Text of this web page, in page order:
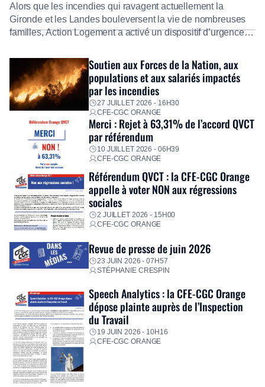
Alors que les incendies qui ravagent actuellement la
Gironde et les Landes bouleversent la vie de nombreuses
familles, Action Logement a activé un dispositif d’urgence
Fidèle à sa mission d’utilité sociale, le Groupe mobilise
immédiatement ses équipes afin de proposer un diagnostic
personnalisé, des aides financières pour faire face aux
premières dépenses, […]
Soutien aux Forces de la Nation, aux
populations et aux salariés impactés
par les incendies
27 JUILLET 2026 - 16H30
CFE-CGC ORANGE
Merci : Rejet à 63,31% de l’accord QVCT
par référendum
10 JUILLET 2026 - 06H39
CFE-CGC ORANGE
Référendum QVCT : la CFE-CGC Orange
appelle à voter NON aux régressions
sociales
2 JUILLET 2026 - 15H00
CFE-CGC ORANGE
Revue de presse de juin 2026
23 JUIN 2026 - 07H57
STÉPHANIE CRESPIN
Speech Analytics : la CFE-CGC Orange
dépose plainte auprès de l’Inspection
du Travail
19 JUIN 2026 - 10H16
CFE-CGC ORANGE